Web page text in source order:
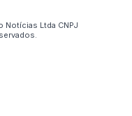
Ltda CNPJ